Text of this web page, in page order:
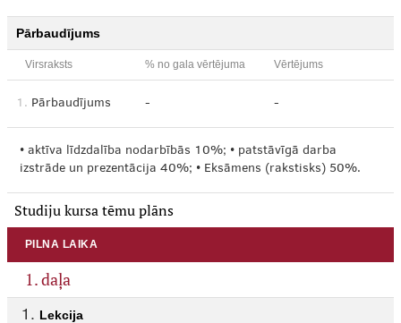
Pārbaudījums
Virsraksts % no gala vērtējuma Vērtējums
1. Pārbaudījums - -
• aktīva līdzdalība nodarbībās 10%; • patstāvīgā darba
izstrāde un prezentācija 40%; • Eksāmens (rakstisks) 50%.
Studiju kursa tēmu plāns
PILNA LAIKA
1. daļa
Lekcija